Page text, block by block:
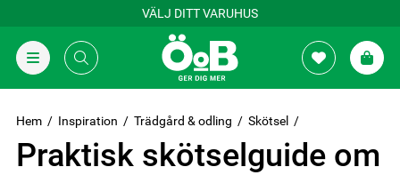
VÄLJ DITT VARUHUS
Hem Inspiration Trädgård & odling Skötsel
Praktisk skötselguide om